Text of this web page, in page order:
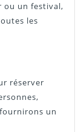
ou un festival,
les
réserver
un